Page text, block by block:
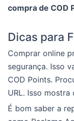
compra de COD
Dicas para
Comprar online
segurança. Isso
COD Points.
URL. Isso
É bom saber a